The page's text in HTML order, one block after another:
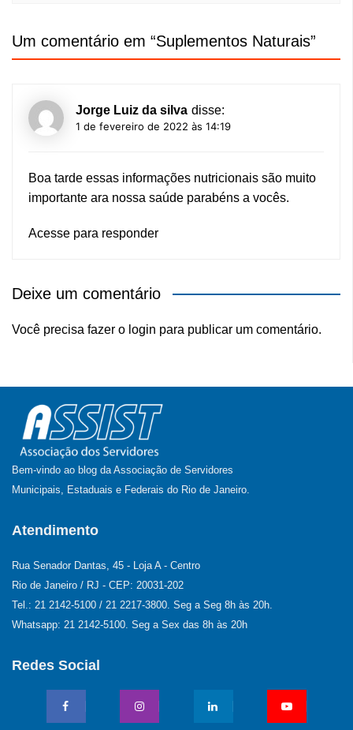
Um comentário em “Suplementos Naturais”
Jorge Luiz da silva disse:
1 de fevereiro de 2022 às 14:19
Boa tarde essas informações nutricionais são muito
importante ara nossa saúde parabéns a vocês.
Acesse para responder
Deixe um comentário
Você precisa fazer o login para publicar um comentário.
Bem-vindo ao blog da Associação de Servidores
Municipais, Estaduais e Federais do Rio de Janeiro.
Atendimento
Rua Senador Dantas, 45 - Loja A - Centro
Rio de Janeiro / RJ - CEP: 20031-202
Tel.: 21 2142-5100 / 21 2217-3800. Seg a Seg 8h às 20h.
Whatsapp: 21 2142-5100. Seg a Sex das 8h às 20h
Redes Social